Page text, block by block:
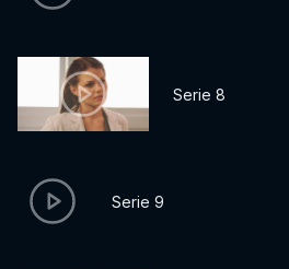
Serie 8
Serie 9